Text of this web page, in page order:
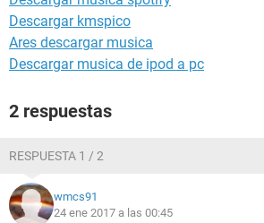
Descargar kmspico
Ares descargar musica
Descargar musica de ipod a pc
2 respuestas
RESPUESTA 1 / 2
wmcs91
24 ene 2017 a las 00:45